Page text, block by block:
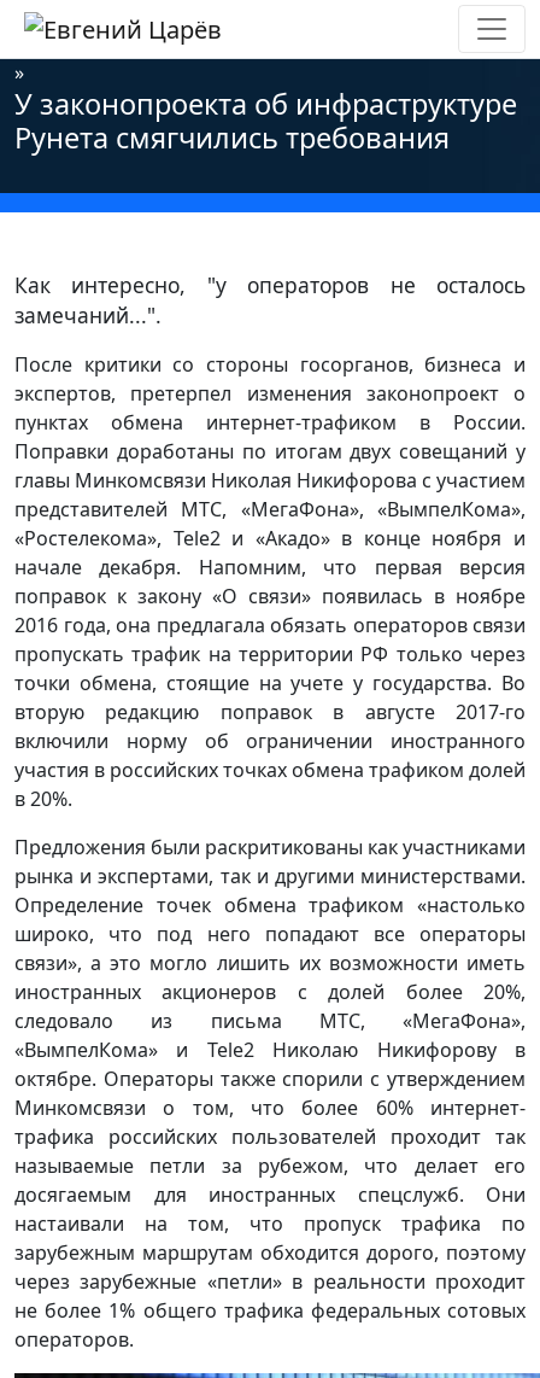
Главная»Новости»Информационная безопасность
»
У законопроекта об инфраструктуре
Рунета смягчились требования
Как интересно, "у операторов не осталось
замечаний...".
После критики со стороны госорганов, бизнеса и
экспертов, претерпел изменения законопроект о
пунктах обмена интернет-трафиком в России.
Поправки доработаны по итогам двух совещаний у
главы Минкомсвязи Николая Никифорова с участием
представителей МТС, «МегаФона», «ВымпелКома»,
«Ростелекома», Tele2 и «Акадо» в конце ноября и
начале декабря. Напомним, что первая версия
поправок к закону «О связи» появилась в ноябре
2016 года, она предлагала обязать операторов связи
пропускать трафик на территории РФ только через
точки обмена, стоящие на учете у государства. Во
вторую редакцию поправок в августе 2017-го
включили норму об ограничении иностранного
участия в российских точках обмена трафиком долей
в 20%.
Предложения были раскритикованы как участниками
рынка и экспертами, так и другими министерствами.
Определение точек обмена трафиком «настолько
широко, что под него попадают все операторы
связи», а это могло лишить их возможности иметь
иностранных акционеров с долей более 20%,
следовало из письма МТС, «МегаФона»,
«ВымпелКома» и Tele2 Николаю Никифорову в
октябре. Операторы также спорили с утверждением
Минкомсвязи о том, что более 60% интернет-
трафика российских пользователей проходит так
называемые петли за рубежом, что делает его
досягаемым для иностранных спецслужб. Они
настаивали на том, что пропуск трафика по
зарубежным маршрутам обходится дорого, поэтому
через зарубежные «петли» в реальности проходит
не более 1% общего трафика федеральных сотовых
операторов.